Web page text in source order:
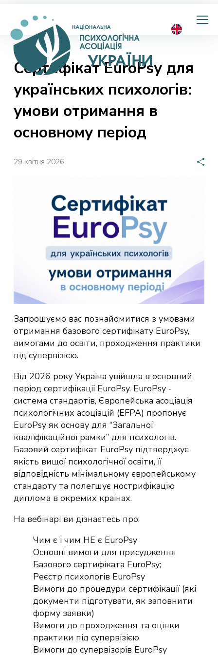
Національна
психологічна
Сертифікат EuroPsy для
українських психологів:
умови отримання в
основному період
29 квітня 2026
Запрошуємо вас познайомитися з умовами
отримання базового сертифікату EuroPsy,
вимогами до освіти, проходження практики
під супервізією.
Від 2026 року Україна увійшла в основний
період сертифікації EuroPsy. EuroPsy -
система стандартів, Європейська асоціація
психологічних асоціацій (EFPA) пропонує
EuroPsy як основу для “Загальної
кваліфікаційної рамки” для психологів.
Базовий сертифікат EuroPsy підтверджує
якість вищої психологічної освіти, її
відповідність мінімальному європейському
стандарту та полегшує нострифікацію
диплома в окремих країнах.
На вебінарі ви дізнаєтесь про:
Чим є і чим НЕ є EuroPsy
Основні вимоги для присудження
Базового сертифіката EuroPsy;
Реєстр психологів EuroPsy
Вимоги до процедури сертифікації (які
документи підготувати, як заповнити
форму заявки)
Вимоги до проходження та оцінки
практики під супервізією
Вимоги до супервізорів EuroPsy